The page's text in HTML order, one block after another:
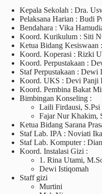
Kepala Sekolah : Dra.
Pelaksana Harian : Budi
Bendahara : Vika
Koord. Kurikulum : Siti
Ketua Bidang Kesiswaan
Koord. Koperasi : Rizki
Koord. Perpustakaan :
Staf Perpustakaan : Dewi
Koord. UKS : Devi Panji
Koord. Pembina Bakat
Bimbingan Konseling :
Laili Firdausi, S.Psi
Fajar Nur Khakim,
Ketua Bidang Sarana
Staf Lab. IPA : Noviati
Staf Lab. Komputer :
Koord. Instalasi Gizi :
1. Rina Utami,
Dewi Istiqomah
Staff gizi
Murtini